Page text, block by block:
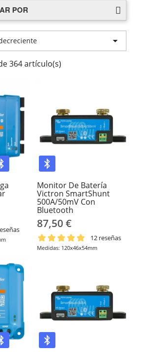
POR

364 artículo(s)
Monitor De Batería
Victron SmartShunt
500A/50mV Con
Bluetooth
87,50 €
12 reseñas
Medidas: 120x46x54mm